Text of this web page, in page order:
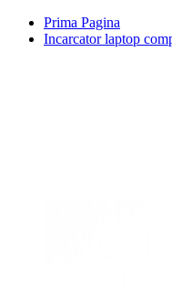
Prima Pagina
Incarcator laptop